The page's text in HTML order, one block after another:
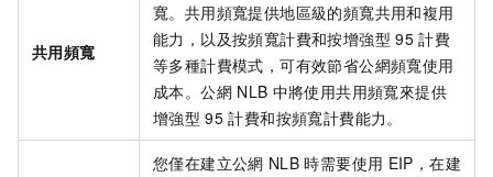
共用頻寬
寬。共用頻寬提供地區級的頻寬共用和複用
能力，以及按頻寬計費和按增強型 95 計費
等多種計費模式，可有效節省公網頻寬使用
成本。公網 NLB 中將使用共用頻寬來提供
增強型 95 計費和按頻寬計費能力。
您僅在建立公網 NLB 時需要使用 EIP，在建